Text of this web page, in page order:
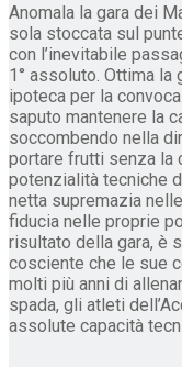
Anomala la gara dei
sola stoccata sul
con l’inevitabile
1° assoluto. Ottima la
ipoteca per la
saputo mantenere la
soccombendo nella
portare frutti senza la
potenzialità tecniche
netta supremazia
fiducia nelle proprie
risultato della gara, è
cosciente che le sue
molti più anni di
spada, gli atleti
assolute capacità